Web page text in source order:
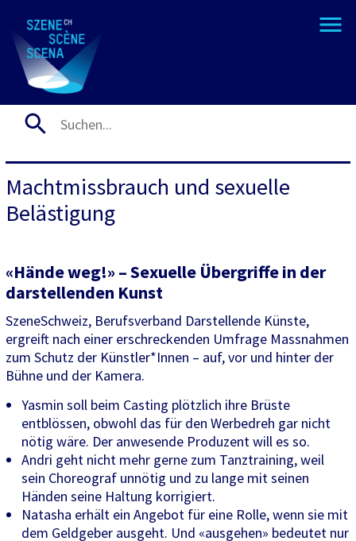
Machtmissbrauch und sexuelle
Belästigung
«Hände weg!» – Sexuelle Übergriffe in der
darstellenden Kunst
SzeneSchweiz, Berufsverband Darstellende Künste,
ergreift nach einer erschreckenden Umfrage Massnahmen
zum Schutz der Künstler*Innen – auf, vor und hinter der
Bühne und der Kamera.
Yasmin soll beim Casting plötzlich ihre Brüste
entblössen, obwohl das für den Werbedreh gar nicht
nötig wäre. Der anwesende Produzent will es so.
Andri geht nicht mehr gerne zum Tanztraining, weil
sein Choreograf unnötig und zu lange mit seinen
Händen seine Haltung korrigiert.
Natasha erhält ein Angebot für eine Rolle, wenn sie mit
dem Geldgeber ausgeht. Und «ausgehen» bedeutet nur